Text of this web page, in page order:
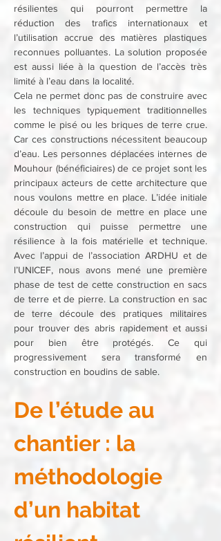
résilientes qui pourront permettre la
réduction des trafics internationaux et
l’utilisation accrue des matières plastiques
reconnues polluantes. La solution proposée
est aussi liée à la question de l’accès très
limité à l’eau dans la localité.
Cela ne permet donc pas de construire avec
les techniques typiquement traditionnelles
comme le pisé ou les briques de terre crue.
Car ces constructions nécessitent beaucoup
d’eau. Les personnes déplacées internes de
Mouhour (bénéficiaires) de ce projet sont les
principaux acteurs de cette architecture que
nous voulons mettre en place. L’idée initiale
découle du besoin de mettre en place une
construction qui puisse permettre une
résilience à la fois matérielle et technique.
Avec l’appui de l’association ARDHU et de
l’UNICEF, nous avons mené une première
phase de test de cette construction en sacs
de terre et de pierre. La construction en sac
de terre découle des pratiques militaires
pour trouver des abris rapidement et aussi
pour bien être protégés. Ce qui
progressivement sera transformé en
construction en boudins de sable.
De l’étude au
chantier : la
méthodologie
d’un habitat